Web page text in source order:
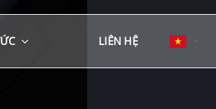
LIÊN HỆ